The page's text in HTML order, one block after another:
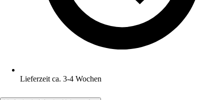
Lieferzeit ca. 3-4 Wochen